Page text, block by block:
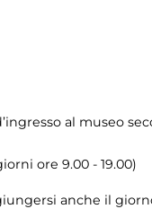
al museo
ore 9.00 - 19.00)
anche il